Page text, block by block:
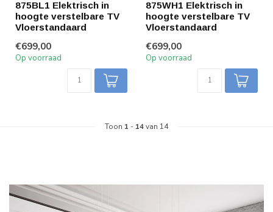
875BL1 Elektrisch in
hoogte verstelbare TV
Vloerstandaard
€699,00
Op voorraad
875WH1 Elektrisch in
hoogte verstelbare TV
Vloerstandaard
€699,00
Op voorraad
Toon 1 - 14van 14